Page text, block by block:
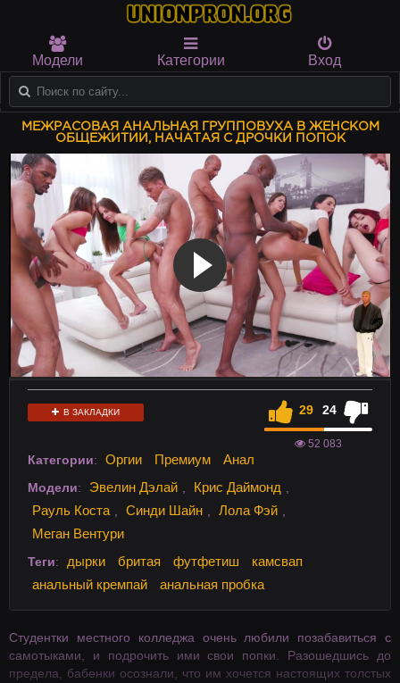
Модели Категории Вход
МЕЖРАСОВАЯ АНАЛЬНАЯ ГРУППОВУХА В ЖЕНСКОМ
ОБЩЕЖИТИИ, НАЧАТАЯ С ДРОЧКИ ПОПОК
В ЗАКЛАДКИ 29 24
52 083
Категории: Оргии Премиум Анал
Модели: Эвелин Дэлай Крис Даймонд
Рауль Коста Синди Шайн Лола Фэй
Меган Вентури
Теги: дырки бритая футфетиш
камсвап
анальный кремпай
анальная пробка
Студентки местного колледжа очень любили позабавиться с
самотыками, и подрочить ими свои попки. Разошедшись до
предела, бабенки осознали, что им хочется настоящих толстых